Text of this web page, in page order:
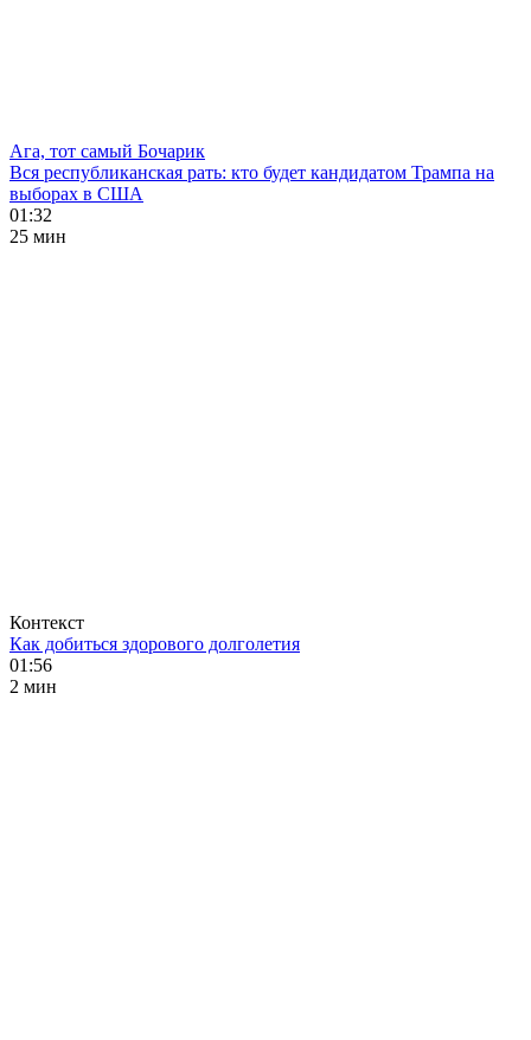
Ага, тот самый Бочарик
Вся республиканская рать: кто будет кандидатом Трампа на
выборах в США
01:32
25 мин
Контекст
Как добиться здорового долголетия
01:56
2 мин